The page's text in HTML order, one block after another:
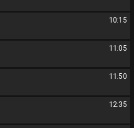
10:15
11:05
11:50
12:35